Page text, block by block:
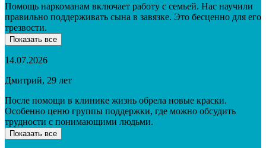
Помощь наркоманам включает работу с семьей. Нас научили
правильно поддерживать сына в завязке. Это бесценно для его
трезвости.
Показать все
14.07.2026
Дмитрий, 29 лет
После помощи в клинике жизнь обрела новые краски.
Особенно ценю группы поддержки, где можно обсудить
трудности с понимающими людьми.
Показать все